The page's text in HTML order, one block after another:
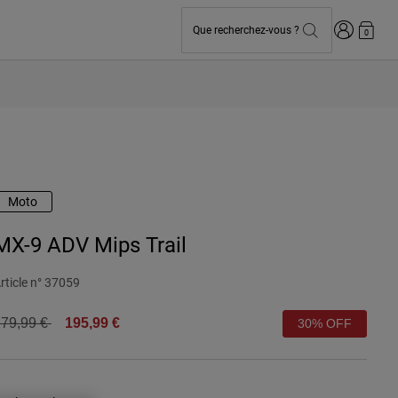
Que recherchez-vous ? Connexion
0
Moto
9 ADV Mips Trail
n° 37059
reduced from
€to 195,99 € 30% OFF